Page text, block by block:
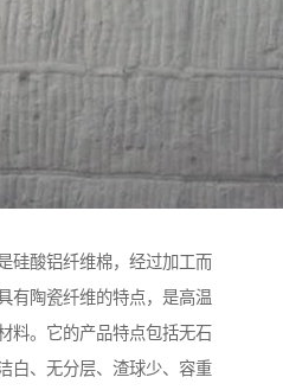
硅酸铝纤维棉，经过加工而
有陶瓷纤维的特点，是高温
料。它的产品特点包括无石
白、无分层、渣球少、容重